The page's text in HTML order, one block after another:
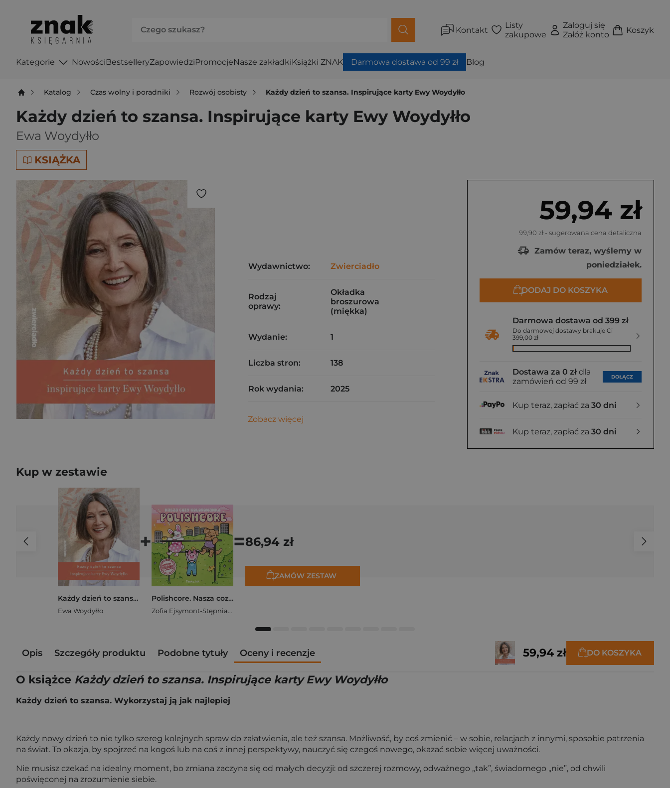
Kontakt
Listy
zakupowe
Zaloguj się
Załóż konto
Koszyk
Kategorie NowościBestselleryZapowiedziPromocjeNasze zakładkiKsiążki ZNAK Darmowa dostawa od 99 zł Blog
Katalog Czas wolny i poradniki Rozwój osobisty Każdy dzień to szansa. Inspirujące karty Ewy Woydyłło
Każdy dzień to szansa. Inspirujące karty Ewy Woydyłło
Ewa Woydyłło
KSIĄŻKA
59,94 zł
99,90 zł - sugerowana cena detaliczna
Zamów teraz, wyślemy w
poniedziałek.
DODAJ DO KOSZYKA
Darmowa dostawa od 399 zł
Do darmowej dostawy brakuje Ci
399,00 zł
Dostawa za 0 zł dla
zamówień od 99 zł
DOŁĄCZ
Kup teraz, zapłać za 30 dni
Kup teraz, zapłać za 30 dni
Wydawnictwo: Zwierciadło
Rodzaj
oprawy:
Okładka
broszurowa
(miękka)
Wydanie: 1
Liczba stron: 138
Rok wydania: 2025
Zobacz więcej
Kup w zestawie
Każdy dzień to szansa. Inspirujące karty Ewy Woydyłło
Ewa Woydyłło
+
Polishcore. Nasza cozy kolorowanka
Zofia Ejsymont-Stępniak „Timka.ink”
=86,94 zł
ZAMÓW ZESTAW
Opis Szczegóły produktu Podobne tytuły Oceny i recenzje 59,94 zł DO KOSZYKA
O książce Każdy dzień to szansa. Inspirujące karty Ewy Woydyłło
Każdy dzień to szansa. Wykorzystaj ją jak najlepiej
Każdy nowy dzień to nie tylko szereg kolejnych spraw do załatwienia, ale też szansa. Możliwość, by coś zmienić – w sobie, relacjach z innymi, sposobie patrzenia
na świat. To okazja, by spojrzeć na kogoś lub na coś z innej perspektywy, nauczyć się czegoś nowego, okazać sobie więcej uważności.
Nie musisz czekać na idealny moment, bo zmiana zaczyna się od małych decyzji: od szczerej rozmowy, odważnego „tak”, świadomego „nie”, od chwili
poświęconej na zrozumienie siebie.